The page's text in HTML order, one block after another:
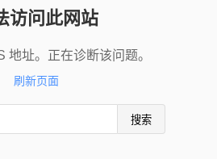
访问此网站
地址。正在诊断该问题。
刷新页面
搜索